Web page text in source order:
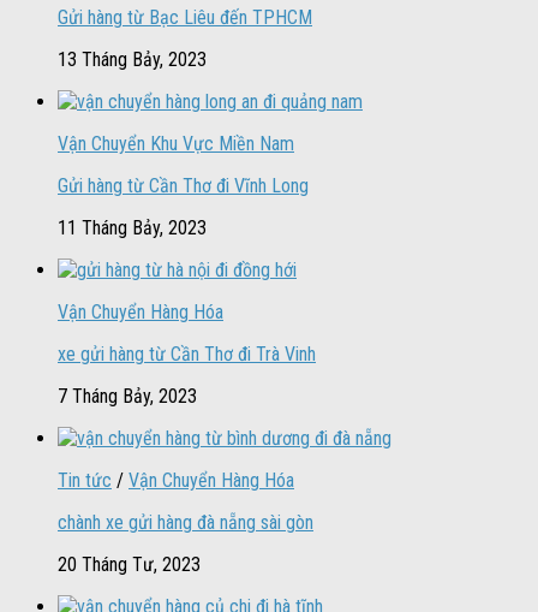
Gửi hàng từ Bạc Liêu đến TPHCM
13 Tháng Bảy, 2023
Vận Chuyển Khu Vực Miền Nam
Gửi hàng từ Cần Thơ đi Vĩnh Long
11 Tháng Bảy, 2023
Vận Chuyển Hàng Hóa
xe gửi hàng từ Cần Thơ đi Trà Vinh
7 Tháng Bảy, 2023
Tin tức / Vận Chuyển Hàng Hóa
chành xe gửi hàng đà nẵng sài gòn
20 Tháng Tư, 2023